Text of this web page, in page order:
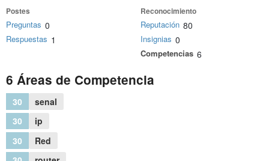
Postes
Preguntas 0
Respuestas 1
Reconocimiento
Reputación 80
Insignias 0
Competencias 6
6 Áreas de Competencia
30
senal
30
ip
30
Red